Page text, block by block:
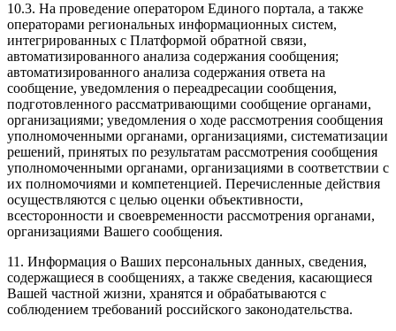
10.3. На проведение оператором Единого портала, а также
операторами региональных информационных систем,
интегрированных с Платформой обратной связи,
автоматизированного анализа содержания сообщения;
автоматизированного анализа содержания ответа на
сообщение, уведомления о переадресации сообщения,
подготовленного рассматривающими сообщение органами,
организациями; уведомления о ходе рассмотрения сообщения
уполномоченными органами, организациями, систематизации
решений, принятых по результатам рассмотрения сообщения
уполномоченными органами, организациями в соответствии с
их полномочиями и компетенцией. Перечисленные действия
осуществляются с целью оценки объективности,
всесторонности и своевременности рассмотрения органами,
организациями Вашего сообщения.
11. Информация о Ваших персональных данных, сведения,
содержащиеся в сообщениях, а также сведения, касающиеся
Вашей частной жизни, хранятся и обрабатываются с
соблюдением требований российского законодательства.